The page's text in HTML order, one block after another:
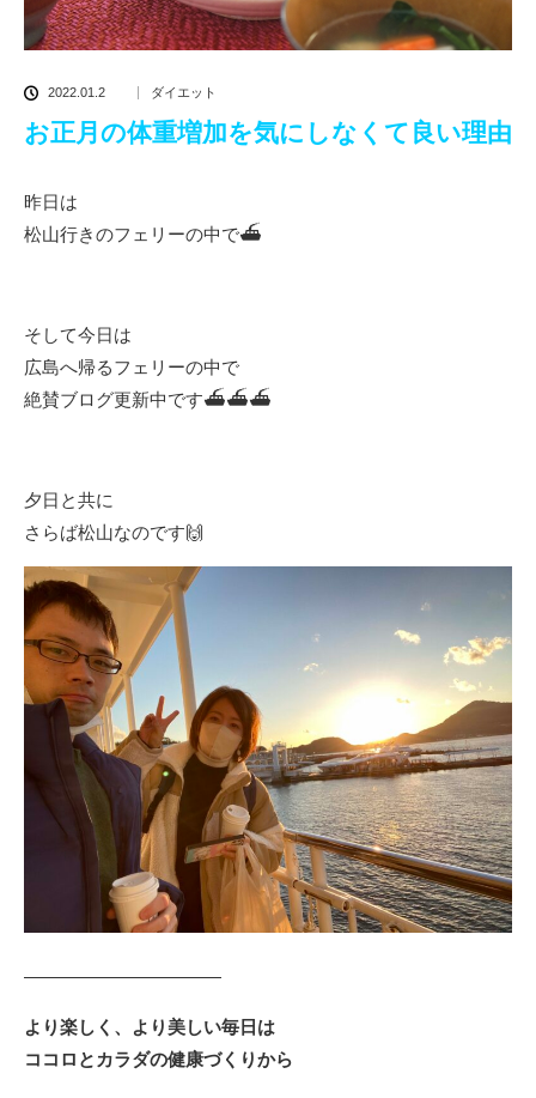
2022.01.2 ダイエット
お正月の体重増加を気にしなくて良い理由
昨日は
松山行きのフェリーの中で⛴
そして今日は
広島へ帰るフェリーの中で
絶賛ブログ更新中です⛴⛴⛴
夕日と共に
さらば松山なのです🙌
———————————
より楽しく、より美しい毎日は
ココロとカラダの健康づくりから